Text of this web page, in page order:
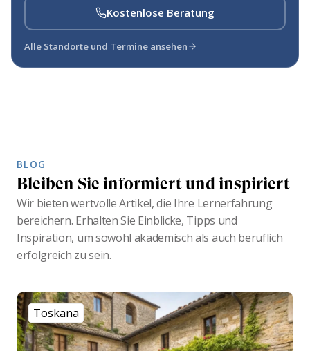
Kostenlose Beratung
Alle Standorte und Termine ansehen
BLOG
Bleiben Sie informiert und inspiriert
Wir bieten wertvolle Artikel, die Ihre Lernerfahrung
bereichern. Erhalten Sie Einblicke, Tipps und
Inspiration, um sowohl akademisch als auch beruflich
erfolgreich zu sein.
Toskana